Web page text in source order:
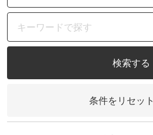
検索する
条件をリセッ